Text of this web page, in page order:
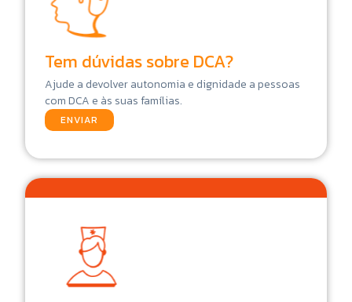
Tem dúvidas sobre DCA?
Ajude a devolver autonomia e dignidade a pessoas
com DCA e às suas famílias.
ENVIAR